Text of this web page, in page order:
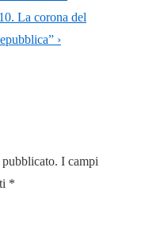
La corona del
›
I campi
*